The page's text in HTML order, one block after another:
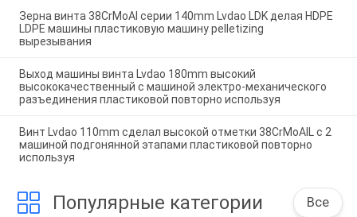
Зерна винта 38CrMoAl серии 140mm Lvdao LDK делая HDPE
LDPE машины пластиковую машину pelletizing
вырезывания
Выход машины винта Lvdao 180mm высокий
высококачественный с машиной электро-механического
разъединения пластиковой повторно используя
Винт Lvdao 110mm сделал высокой отметки 38CrMoAIL с 2
машиной подгонянной этапами пластиковой повторно
используя
Популярные категории Все